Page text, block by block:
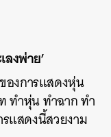
งพ่าย’
องการแสดงหุ่น
ทำหุ่น ทำฉาก ทำ
แสดงนี้สวยงาม